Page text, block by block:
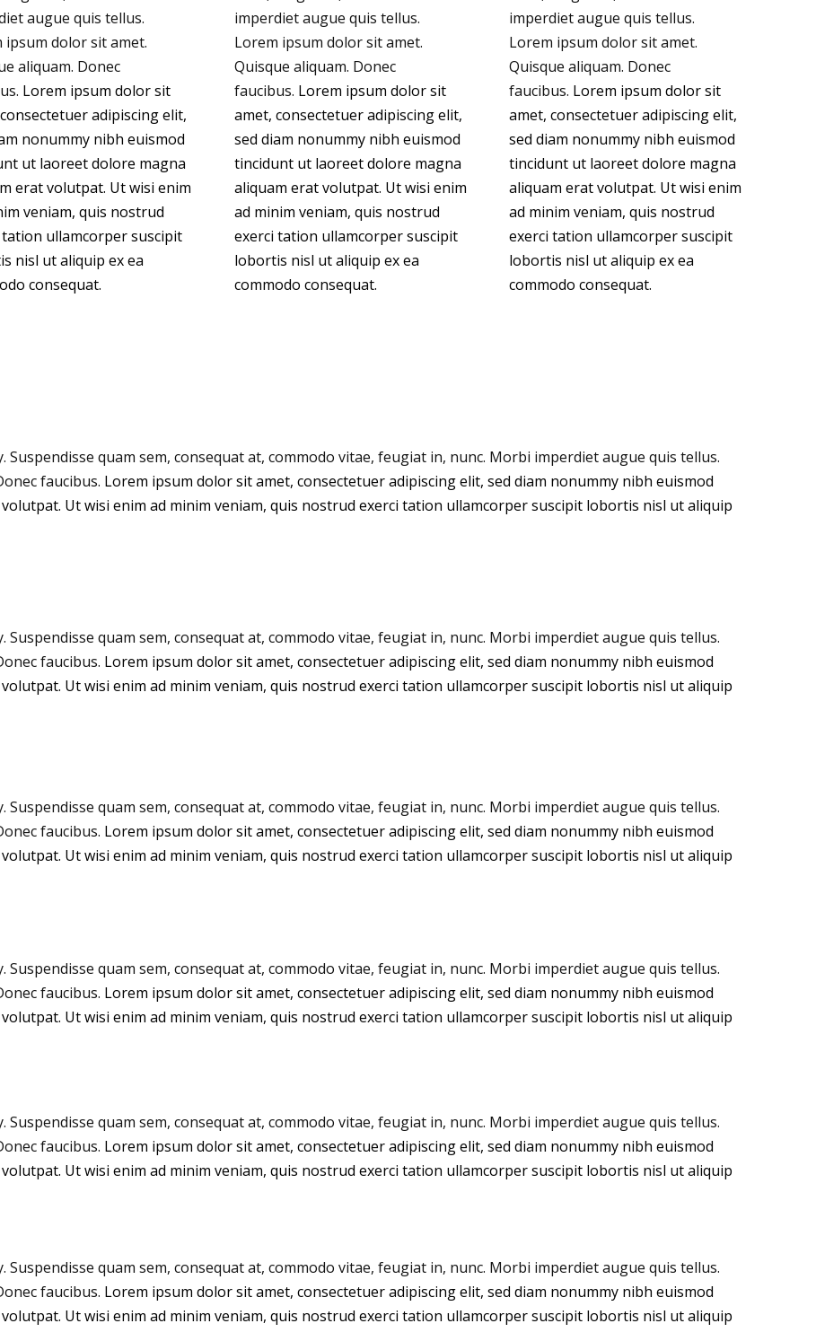
augue quis tellus.
ipsum dolor sit amet.
aliquam. Donec
Lorem ipsum dolor sit
adipiscing elit,
nonummy nibh euismod
ut laoreet dolore magna
erat volutpat. Ut wisi enim
veniam, quis nostrud
ullamcorper suscipit
nisl ut aliquip ex ea
consequat.
imperdiet augue quis tellus.
Lorem ipsum dolor sit amet.
Quisque aliquam. Donec
faucibus. Lorem ipsum dolor sit
amet, consectetuer adipiscing elit,
sed diam nonummy nibh euismod
tincidunt ut laoreet dolore magna
aliquam erat volutpat. Ut wisi enim
ad minim veniam, quis nostrud
exerci tation ullamcorper suscipit
lobortis nisl ut aliquip ex ea
commodo consequat.
imperdiet augue quis tellus.
Lorem ipsum dolor sit amet.
Quisque aliquam. Donec
faucibus. Lorem ipsum dolor sit
amet, consectetuer adipiscing elit,
sed diam nonummy nibh euismod
tincidunt ut laoreet dolore magna
aliquam erat volutpat. Ut wisi enim
ad minim veniam, quis nostrud
exerci tation ullamcorper suscipit
lobortis nisl ut aliquip ex ea
commodo consequat.
Suspendisse quam sem, consequat at, commodo vitae, feugiat in, nunc. Morbi imperdiet augue quis tellus.
faucibus. Lorem ipsum dolor sit amet, consectetuer adipiscing elit, sed diam nonummy nibh euismod
Ut wisi enim ad minim veniam, quis nostrud exerci tation ullamcorper suscipit lobortis nisl ut aliquip
Suspendisse quam sem, consequat at, commodo vitae, feugiat in, nunc. Morbi imperdiet augue quis tellus.
faucibus. Lorem ipsum dolor sit amet, consectetuer adipiscing elit, sed diam nonummy nibh euismod
Ut wisi enim ad minim veniam, quis nostrud exerci tation ullamcorper suscipit lobortis nisl ut aliquip
Suspendisse quam sem, consequat at, commodo vitae, feugiat in, nunc. Morbi imperdiet augue quis tellus.
faucibus. Lorem ipsum dolor sit amet, consectetuer adipiscing elit, sed diam nonummy nibh euismod
Ut wisi enim ad minim veniam, quis nostrud exerci tation ullamcorper suscipit lobortis nisl ut aliquip
Suspendisse quam sem, consequat at, commodo vitae, feugiat in, nunc. Morbi imperdiet augue quis tellus.
faucibus. Lorem ipsum dolor sit amet, consectetuer adipiscing elit, sed diam nonummy nibh euismod
Ut wisi enim ad minim veniam, quis nostrud exerci tation ullamcorper suscipit lobortis nisl ut aliquip
Suspendisse quam sem, consequat at, commodo vitae, feugiat in, nunc. Morbi imperdiet augue quis tellus.
faucibus. Lorem ipsum dolor sit amet, consectetuer adipiscing elit, sed diam nonummy nibh euismod
Ut wisi enim ad minim veniam, quis nostrud exerci tation ullamcorper suscipit lobortis nisl ut aliquip
Suspendisse quam sem, consequat at, commodo vitae, feugiat in, nunc. Morbi imperdiet augue quis tellus.
faucibus. Lorem ipsum dolor sit amet, consectetuer adipiscing elit, sed diam nonummy nibh euismod
Ut wisi enim ad minim veniam, quis nostrud exerci tation ullamcorper suscipit lobortis nisl ut aliquip